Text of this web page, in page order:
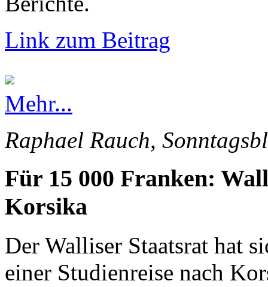
Link zum Beitrag
Mehr...
Raphael Rauch,
Für 15 000 Franken:
Korsika
Der Walliser Staatsrat hat
einer Studienreise nach